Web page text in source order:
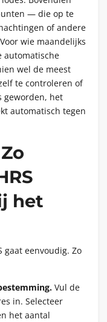
— die op te
of andere
wie maandelijks
automatische
wel de meest
te controleren of
geworden, het
automatisch tegen
het
gaat eenvoudig. Zo
Vul de
in. Selecteer
het aantal